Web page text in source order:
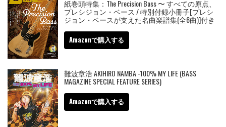
紙巻頭特集：The Precision Bass 〜 すべての原点、
プレシジョン・ベース / 特別付録小冊子[プレシ
ジョン・ベースが支えた名曲楽譜集(全6曲)]付き
Amazonで購入する
難波章浩 AKIHIRO NAMBA -100% MY LIFE (BASS
MAGAZINE SPECIAL FEATURE SERIES)
Amazonで購入する